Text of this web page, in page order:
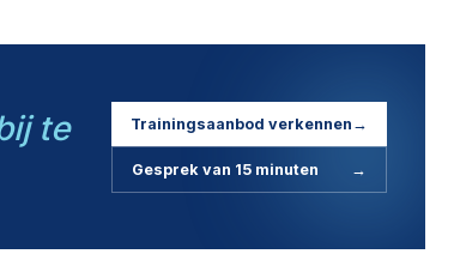
te
Trainingsaanbod verkennen →
Gesprek van 15 minuten →